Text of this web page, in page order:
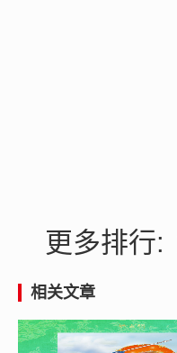
更多排行:
相关文章